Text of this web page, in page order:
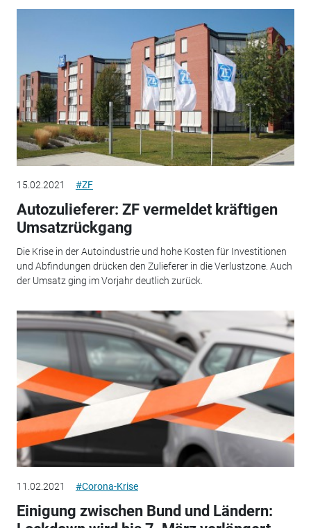
15.02.2021 #ZF
Autozulieferer: ZF vermeldet kräftigen
Umsatzrückgang
Die Krise in der Autoindustrie und hohe Kosten für Investitionen
und Abfindungen drücken den Zulieferer in die Verlustzone. Auch
der Umsatz ging im Vorjahr deutlich zurück.
11.02.2021 #Corona-Krise
Einigung zwischen Bund und Ländern: